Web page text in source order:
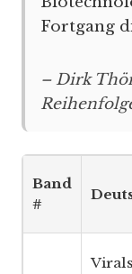
Fortgang
– Dirk
Band
#